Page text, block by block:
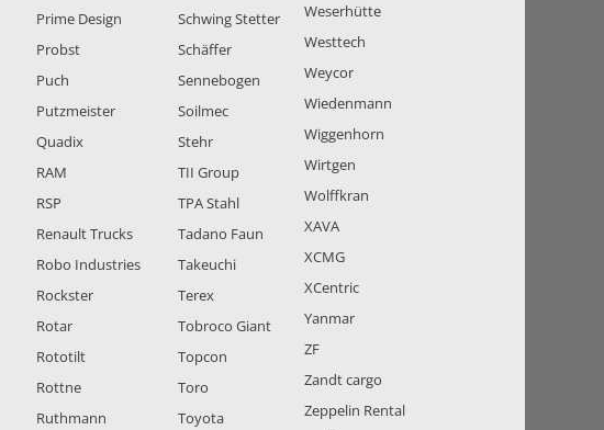
Prime Design
Probst
Puch
Putzmeister
Quadix
RAM
RSP
Renault Trucks
Robo Industries
Rockster
Rotar
Rototilt
Rottne
Ruthmann
Schwing Stetter
Schäffer
Sennebogen
Soilmec
Stehr
TII Group
TPA Stahl
Tadano Faun
Takeuchi
Terex
Tobroco Giant
Topcon
Toro
Toyota
Weserhütte
Westtech
Weycor
Wiedenmann
Wiggenhorn
Wirtgen
Wolffkran
XAVA
XCMG
XCentric
Yanmar
ZF
Zandt cargo
Zeppelin Rental